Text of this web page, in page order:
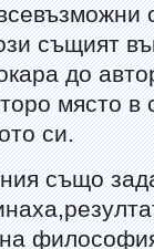
същият
до
място в
си.
също